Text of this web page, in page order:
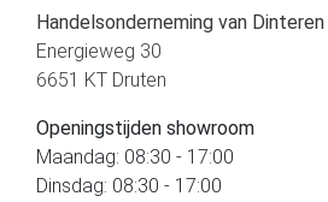
Handelsonderneming van Dinteren
Energieweg 30
6651 KT Druten
Openingstijden showroom
Maandag: 08:30 - 17:00
Dinsdag: 08:30 - 17:00